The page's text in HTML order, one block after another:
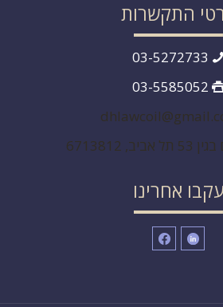
התקשרות
03-5272733
6713812
עקבו אחרינו